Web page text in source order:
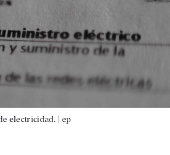
electricidad. | ep